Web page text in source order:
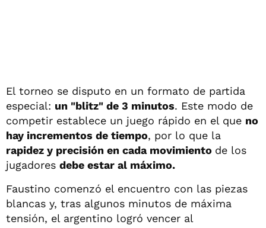
El torneo se disputo en un formato de partida
especial: un "blitz" de 3 minutos. Este modo de
competir establece un juego rápido en el que no
hay incrementos de tiempo, por lo que la
rapidez y precisión en cada movimiento de los
jugadores debe estar al máximo.
Faustino comenzó el encuentro con las piezas
blancas y, tras algunos minutos de máxima
tensión, el argentino logró vencer al